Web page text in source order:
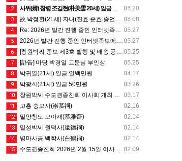
06.20
2
사위(婿) 창령 조길현(朴美雪 20세) 일금 이백만원
06.08
3
故 박정환(21세) 자녀(진효.준효.중언.후언.남언.신언.상희) 일금 일백만원
05.27
4
Re: 2026년 발간 진행 중인 인터넷족보에 등재할 수단 자료는 무엇인가요?
05.27
5
2026년 발간 진행 중인 인터넷족보에 등재할 수단 자료는 무엇인가요?
05.25
6
[창원박씨 종보 제3호 발행 및 배송 공지]
05.25
7
[訃告] 마당 박경일 고문님 부인상
04.17
8
박귀열(21세) 일금 일백만원
03.26
9
박광희(21세) 일금 50만원
03.17
10
창원박씨 수도권종친회 이사회 개최 안내 - 26.4.19 (일) 10시
02.16
11
고흥 숭모사(崇慕祠)
02.14
12
밀양청도 모아재(慕雅齋)
02.14
13
밀성박씨 원덕사(遠德祠)
02.14
14
병마사공 백학사(白鶴祠)
02.09
15 수도권종친회 2026년 2월 15일 이사회 개최 안내